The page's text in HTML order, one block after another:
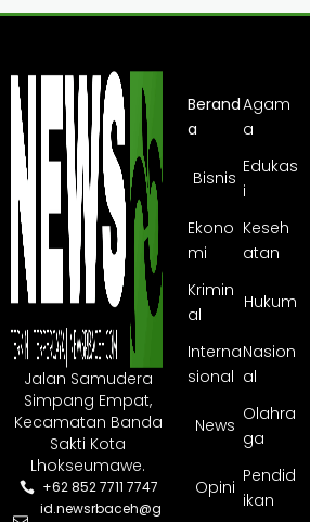
Jalan Samudera
Simpang Empat,
Kecamatan Banda
Sakti Kota
Lhokseumawe.
+62 852 7711 7747
id.newsrbaceh@g
Berand
a
Agam
a
Bisnis
Edukas
i
Ekono
mi
Keseh
atan
Krimin
al
Hukum
Interna
sional
Nasion
al
News
Olahra
ga
Opini
Pendid
ikan